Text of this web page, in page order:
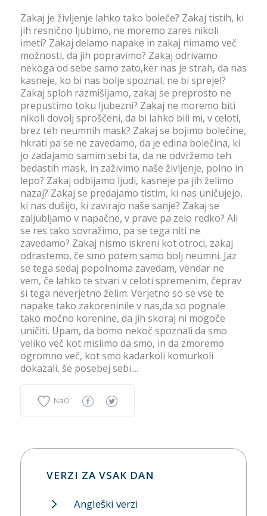
Zakaj je življenje lahko tako boleče? Zakaj tistih, ki
jih resnično ljubimo, ne moremo zares nikoli
imeti? Zakaj delamo napake in zakaj nimamo več
možnosti, da jih popravimo? Zakaj odrivamo
nekoga od sebe samo zato,ker nas je strah, da nas
kasneje, ko bi nas bolje spoznal, ne bi sprejel?
Zakaj sploh razmišljamo, zakaj se preprosto ne
prepustimo toku ljubezni? Zakaj ne moremo biti
nikoli dovolj sproščeni, da bi lahko bili mi, v celoti,
brez teh neumnih mask? Zakaj se bojimo bolečine,
hkrati pa se ne zavedamo, da je edina bolečina, ki
jo zadajamo samim sebi ta, da ne odvržemo teh
bedastih mask, in zaživimo naše življenje, polno in
lepo? Zakaj odbijamo ljudi, kasneje pa jih želimo
nazaj? Zakaj se predajamo tistim, ki nas uničujejo,
ki nas dušijo, ki zavirajo naše sanje? Zakaj se
zaljubljamo v napačne, v prave pa zelo redko? Ali
se res tako sovražimo, pa se tega niti ne
zavedamo? Zakaj nismo iskreni kot otroci, zakaj
odrastemo, če smo potem samo bolj neumni. Jaz
se tega sedaj popolnoma zavedam, vendar ne
vem, če lahko te stvari v celoti spremenim, čeprav
si tega neverjetno želim. Verjetno so se vse te
napake tako zakoreninile v nas,da so pognale
tako močno korenine, da jih skoraj ni mogoče
uničiti. Upam, da bomo nekoč spoznali da smo
veliko več kot mislimo da smo, in da zmoremo
ogromno več, kot smo kadarkoli komurkoli
dokazali, še posebej sebi....
NaO
VERZI ZA VSAK DAN
Angleški verzi